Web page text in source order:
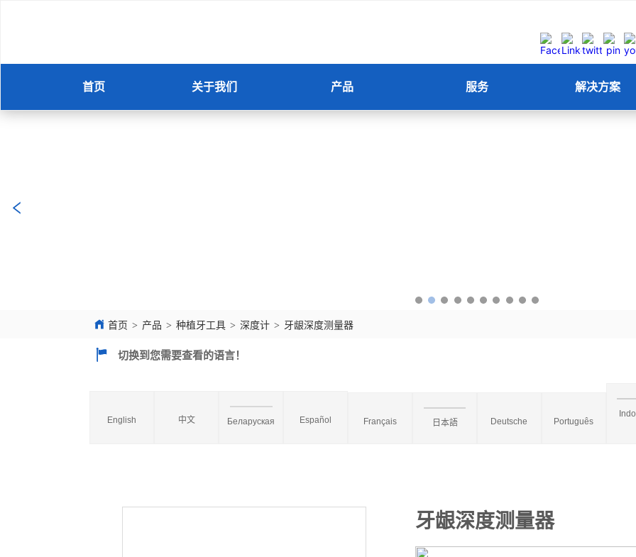
首页 关于我们 产品 服务 解决方案
首页 > 产品 > 种植牙工具 > 深度计 > 牙龈深度测量器
切换到您需要查看的语言！
English 中文 Беларуская Español Français 日本語 Deutsche Português
牙龈深度测量器